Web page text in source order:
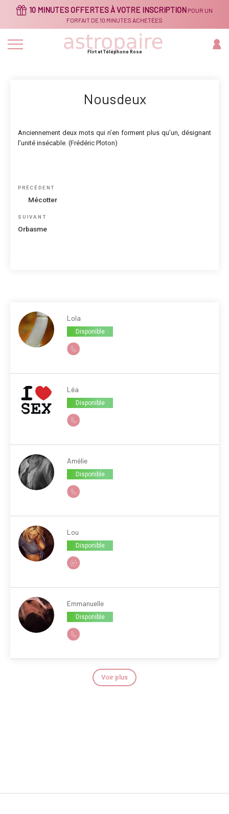
10 MINUTES OFFERTES À VOTRE INSCRIPTION POUR UN
FORFAIT DE 10 MINUTES ACHETÉES
Flirt et Téléphone Rose
Nousdeux
Anciennement deux mots qui n’en forment plus qu’un, désignant
l’unité insécable. (Frédéric Ploton)
Navigation
Article
précédent
PRÉCÉDENT
Mécotter
Article
suivant
SUIVANT
Orbasme
Lola
Disponible
Léa
Disponible
Amélie
Disponible
Lou
Disponible
Emmanuelle
Disponible
Voir plus